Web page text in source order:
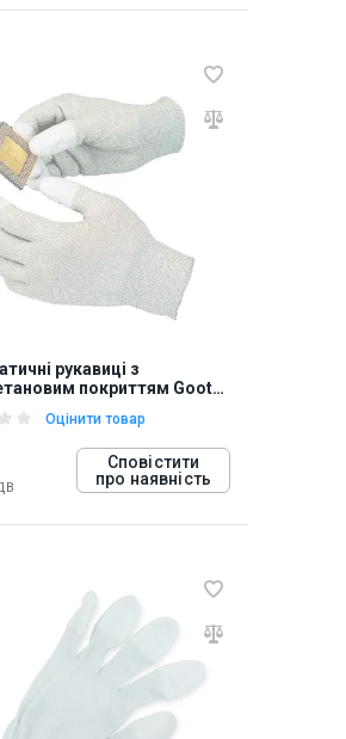
рукавиці з
покриттям Goot
Оцінити товар
Сповістити
про наявність